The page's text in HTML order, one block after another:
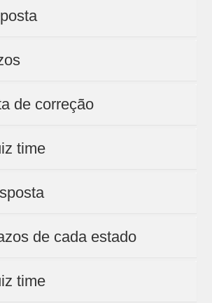
de correção
time
de cada estado
time